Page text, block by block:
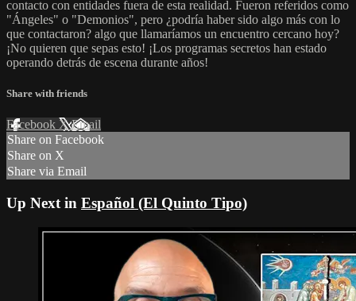
contacto con entidades fuera de esta realidad. Fueron referidos como
"Ángeles" o "Demonios", pero ¿podría haber sido algo más con lo
que contactaron? algo que llamaríamos un encuentro cercano hoy?
¡No quieren que sepas esto! ¡Los programas secretos han estado
operando detrás de escena durante años!
Share with friends
Facebook XEmail
Share on Facebook
Share on X
Share via Email
Up Next in Español (El Quinto Tipo)